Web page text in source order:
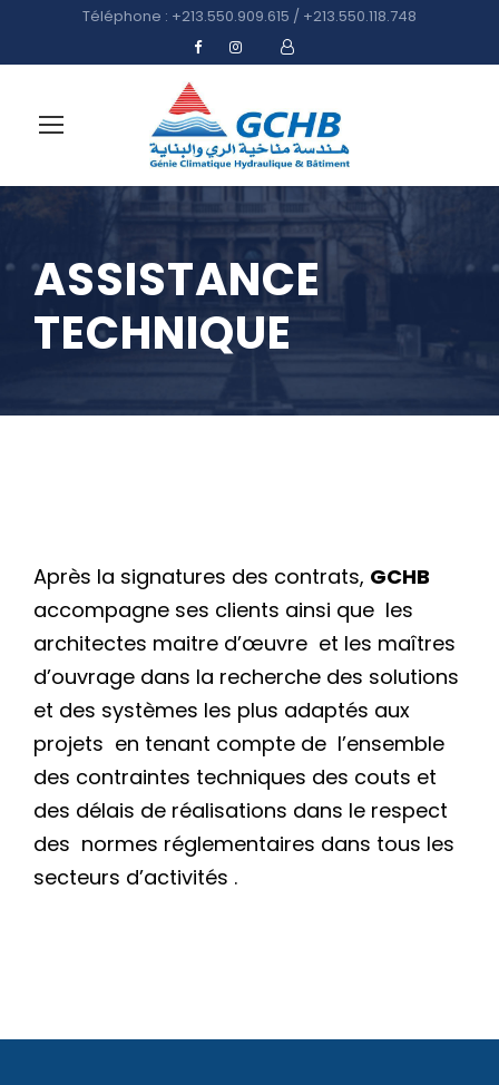
Téléphone : +213.550.909.615 / +213.550.118.748
ASSISTANCE
TECHNIQUE
Après la signatures des contrats, GCHB
accompagne ses clients ainsi que les
architectes maitre d’œuvre et les maîtres
d’ouvrage dans la recherche des solutions
et des systèmes les plus adaptés aux
projets en tenant compte de l’ensemble
des contraintes techniques des couts et
des délais de réalisations dans le respect
des normes réglementaires dans tous les
secteurs d’activités .